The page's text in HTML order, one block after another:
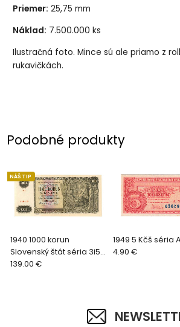
Priemer: 25,75 mm
Náklad: 7.500.000 ks
Ilustračná foto. Mince sú ale priamo z
rukavičkách.
Podobné produkty
1940 1000 korun
Slovenský štát séria 3i5
SPECIMEN
NÁŠ TIP
139.00 €
1949 5 Kčš séria
4.90 €